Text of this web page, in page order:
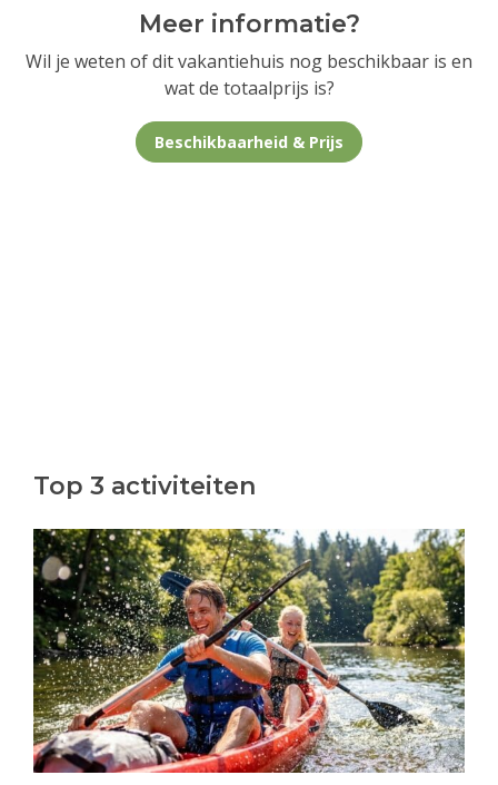
Meer informatie?
Wil je weten of dit vakantiehuis nog beschikbaar is en
wat de totaalprijs is?
Beschikbaarheid & Prijs
Top 3 activiteiten